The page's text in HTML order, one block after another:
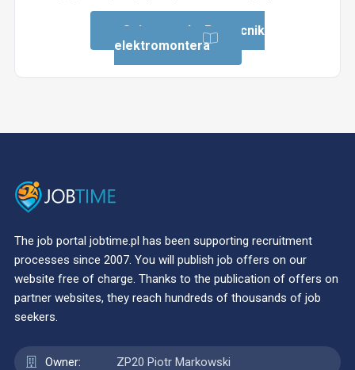
Opis zawodu: Pomocnik
elektromontera
The job portal jobtime.pl has been supporting recruitment
processes since 2007. You will publish job offers on our
website free of charge. Thanks to the publication of offers on
partner websites, they reach hundreds of thousands of job
seekers.
Owner: ZP20 Piotr Markowski